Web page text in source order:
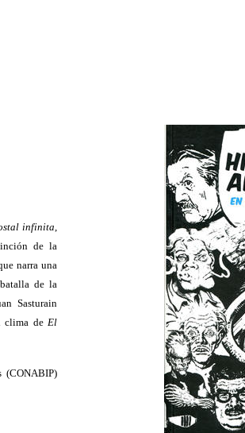
infinita,
de la
narra una
de la
Sasturain
clima de El
(CONABIP)